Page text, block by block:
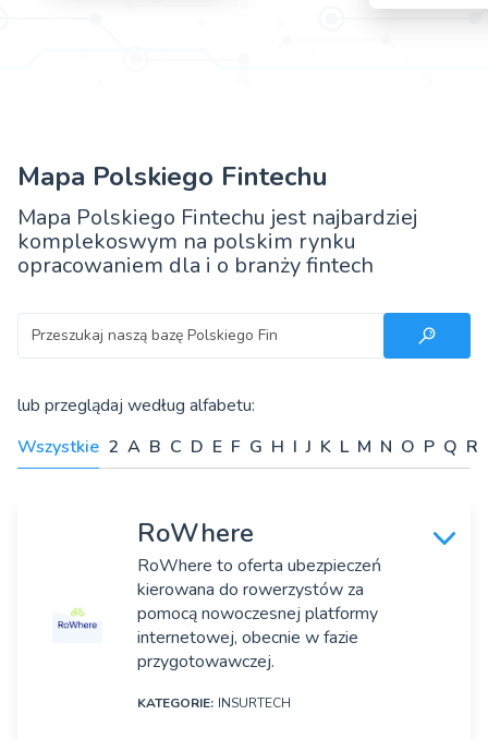
Mapa Polskiego Fintechu
Mapa Polskiego Fintechu jest najbardziej
komplekoswym na polskim rynku
opracowaniem dla i o branży fintech
Szukaj
lub przeglądaj według alfabetu:
Wszystkie 2 A B C D E F G H I J K L M N O P Q R
RoWhere
RoWhere to oferta ubezpieczeń
kierowana do rowerzystów za
pomocą nowoczesnej platformy
internetowej, obecnie w fazie
przygotowawczej.
KATEGORIE: INSURTECH